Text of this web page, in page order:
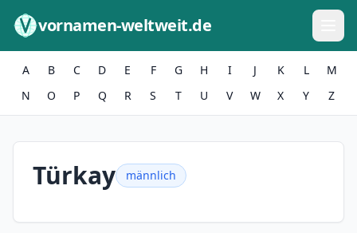
vornamen-weltweit.de
A B C D E F G H I J K L
M
N
O P Q R S T U V W X Y Z
Türkay männlich